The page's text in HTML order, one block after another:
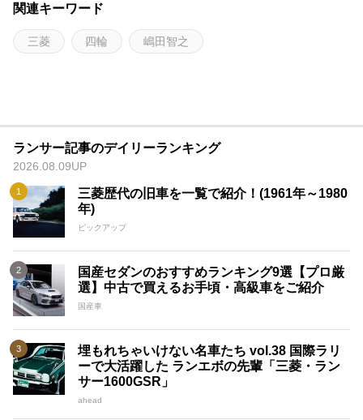
関連キーワード
三菱 四輪 嶋田智之
ランサー記事のデイリーランキング
2026.08.09UP
三菱歴代の旧車を一覧で紹介！(1961年～1980
年)
ピックアップ
国産セダンのおすすめランキング9選【プロ厳
選】中古で買えるお手頃・高級車をご紹介
国産車
埋もれちゃいけない名車たち vol.38 国際ラリ
ーで大活躍した ランエボの先輩「三菱・ラン
サー1600GSR」
ahead